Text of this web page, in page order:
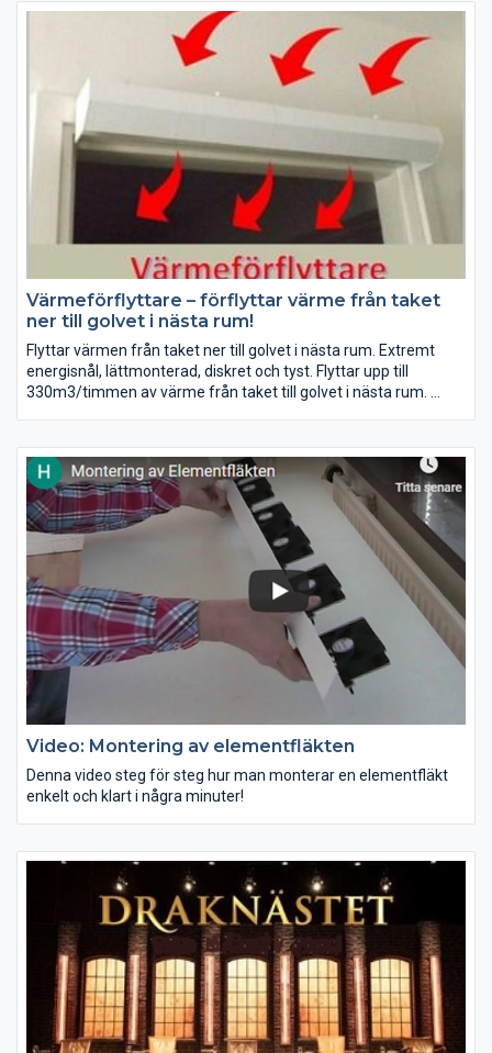
Värmeförflyttare – förflyttar värme från taket
ner till golvet i nästa rum!
Flyttar värmen från taket ner till golvet i nästa rum. Extremt
energisnål, lättmonterad, diskret och tyst. Flyttar upp till
330m3/timmen av värme från taket till golvet i nästa rum.
Nu lanserar vi kanaler till Värmeförflyttaren som blir extra bra.
Och den förs allra varmaste luften genom kanalen via fläkten
ner till golvet.
Video: Montering av elementfläkten
Denna video steg för steg hur man monterar en elementfläkt
enkelt och klart i några minuter!